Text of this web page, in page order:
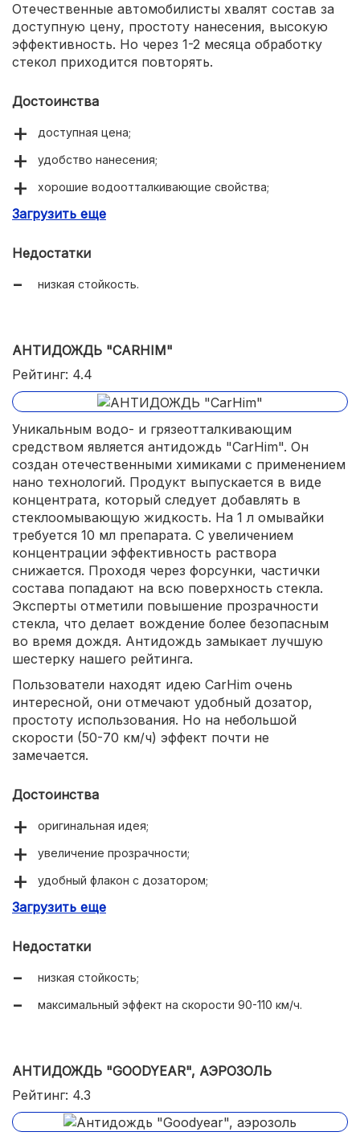
Отечественные автомобилисты хвалят состав за
доступную цену, простоту нанесения, высокую
эффективность. Но через 1-2 месяца обработку
стекол приходится повторять.
Достоинства
доступная цена;
удобство нанесения;
хорошие водоотталкивающие свойства;
прозрачная пленка.
Загрузить еще
Недостатки
низкая стойкость.
АНТИДОЖДЬ "CARHIM"
Рейтинг: 4.4
Уникальным водо- и грязеотталкивающим
средством является антидождь "CarHim". Он
создан отечественными химиками с применением
нано технологий. Продукт выпускается в виде
концентрата, который следует добавлять в
стеклоомывающую жидкость. На 1 л омывайки
требуется 10 мл препарата. С увеличением
концентрации эффективность раствора
снижается. Проходя через форсунки, частички
состава попадают на всю поверхность стекла.
Эксперты отметили повышение прозрачности
стекла, что делает вождение более безопасным
во время дождя. Антидождь замыкает лучшую
шестерку нашего рейтинга.
Пользователи находят идею CarHim очень
интересной, они отмечают удобный дозатор,
простоту использования. Но на небольшой
скорости (50-70 км/ч) эффект почти не
замечается.
Достоинства
оригинальная идея;
увеличение прозрачности;
удобный флакон с дозатором;
доступная цена.
Загрузить еще
Недостатки
низкая стойкость;
максимальный эффект на скорости 90-110 км/ч.
АНТИДОЖДЬ "GOODYEAR", АЭРОЗОЛЬ
Рейтинг: 4.3